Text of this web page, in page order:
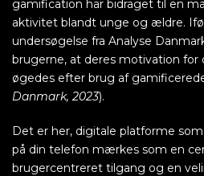
gamification har bidraget til en
aktivitet blandt unge og ældre.
undersøgelse fra Analyse
brugerne, at deres motivation
øgedes efter brug af
Danmark, 2023).
Det er her, digitale platforme
på din telefon mærkes som en
brugercentreret tilgang og en